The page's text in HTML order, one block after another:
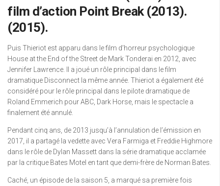
film d’action Point Break (2013).
(2015).
Puis Thieriot est apparu dans le film d’horreur psychologique
House at the End of the Street de Mark Tonderai en 2012, avec
Jennifer Lawrence. Il a joué un rôle principal dans le film
dramatique Disconnect la même année. Thieriot a également été
considéré pour le rôle principal dans le pilote dramatique de
Roland Emmerich pour ABC, Dark Horse, mais le spectacle a
finalement été annulé.
Pendant cinq ans, de 2013 jusqu’à l’annulation de l’émission en
2017, il a partagé la vedette avec Vera Farmiga et Freddie Highmore
dans le rôle de Dylan Massett dans la série dramatique acclamée
par la critique Bates Motel en tant que demi-frère de Norman Bates.
Caché, un épisode de la saison 5, a marqué sa première fois